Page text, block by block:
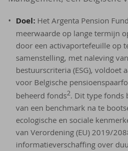
Doel: Het Argenta Pension
meerwaarde op lange termijn
door een activaportefeuille op
samenstelling, met naleving
bestuurscriteria (ESG), voldoet
voor Belgische
beheerd fonds2. Dit type fonds
van een benchmark na te
ecologische en sociale
van Verordening (EU) 2019/
informatieverschaffing over